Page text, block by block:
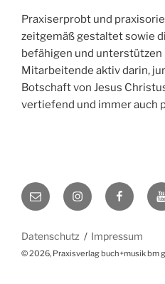
Praxiserprobt und
zeitgemäß gestaltet sowie
befähigen und unterstützen
Mitarbeitende aktiv darin,
Botschaft von Jesus
vertiefend und immer auch
E-
Mail
InstagramFacebook
Datenschutz Impressum
© 2026, Praxisverlag buch+musik bm